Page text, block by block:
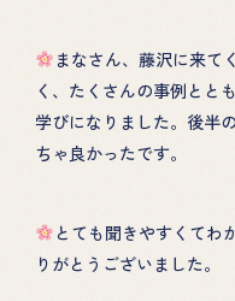
まなさん、藤沢に来て
く、たくさんの事例とと
学びになりました。後半
ちゃ良かったです。
とても聞きやすくてわ
りがとうございました。